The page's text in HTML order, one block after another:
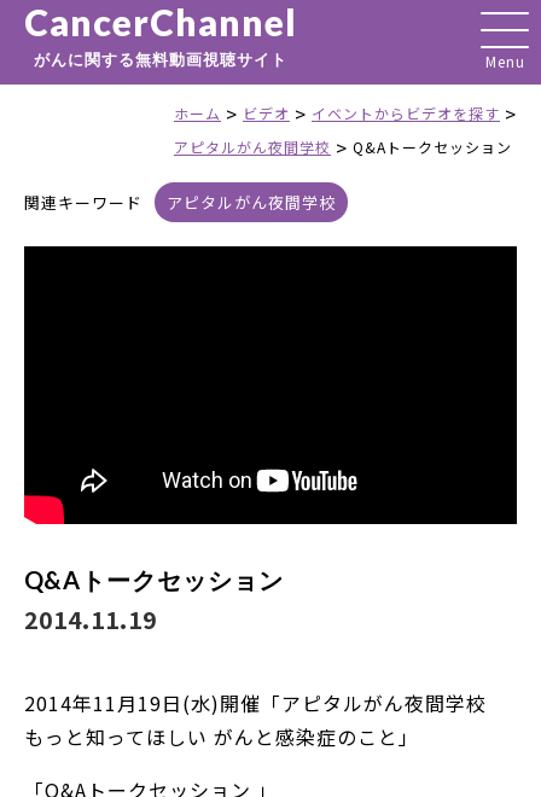
CancerChannel
がんに関する無料動画視聴サイト
ホーム > ビデオ > イベントからビデオを探す >
アピタルがん夜間学校 > Q&Aトークセッション
関連キーワード アピタルがん夜間学校
Q&Aトークセッション
2014.11.19
2014年11月19日(水)開催「アピタルがん夜間学校
もっと知ってほしい がんと感染症のこと」
「Q&Aトークセッション 」